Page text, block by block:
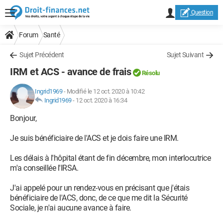
Question
Forum Santé
Sujet Précédent Sujet Suivant
IRM et ACS - avance de frais Résolu
Ingrid1969- Modifié le 12 oct. 2020 à 10:42
Ingrid1969- 12 oct. 2020 à 16:34
Bonjour,
Je suis bénéficiaire de l'ACS et je dois faire une IRM.
Les délais à l'hôpital étant de fin décembre, mon interlocutrice
m'a conseillée l'IRSA.
J'ai appelé pour un rendez-vous en précisant que j'étais
bénéficiaire de l'ACS, donc, de ce que me dit la Sécurité
Sociale, je n'ai aucune avance à faire.